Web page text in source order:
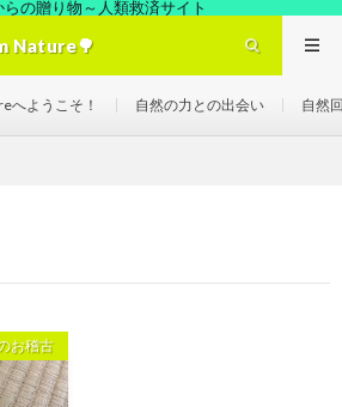
らの贈り物～人類救済サイト
Nature🌳
へようこそ！ 自然の力との出会い 自然
お稽古